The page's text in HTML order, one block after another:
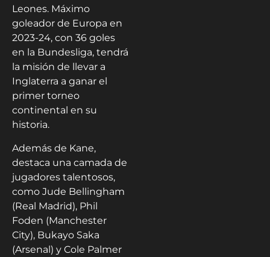
Leones. Máximo
goleador de Europa en
2023-24, con 36 goles
en la Bundesliga, tendrá
la misión de llevar a
Inglaterra a ganar el
primer torneo
continental en su
historia.
Además de Kane,
destaca una camada de
jugadores talentosos,
como Jude Bellingham
(Real Madrid), Phil
Foden (Manchester
City), Bukayo Saka
(Arsenal) y Cole Palmer